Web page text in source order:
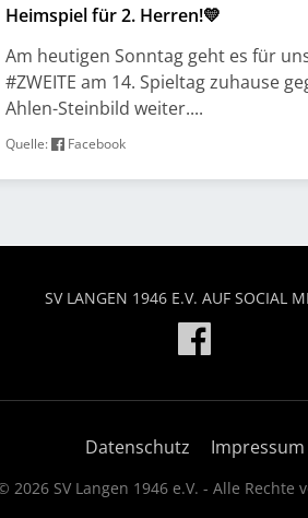
Heimspiel für 2. Herren!💛
Am heutigen Sonntag geht es für
#ZWEITE am 14. Spieltag zuhause
Ahlen-Steinbild weiter....
Quelle: Facebook
SV LANGEN 1946 E.V. AUF SOCIAL
Datenschutz Impressum
2026 SV Langen 1946 e.V. - Alle Rechte